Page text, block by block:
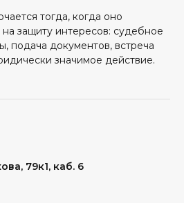
тогда, когда оно
на защиту интересов: судебное
подача документов, встреча
значимое действие.
79к1, каб. 6